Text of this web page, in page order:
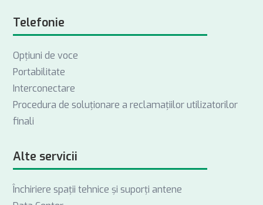
Telefonie
Opţiuni de voce
Portabilitate
Interconectare
Procedura de soluționare a reclamațiilor utilizatorilor
finali
Alte servicii
Închiriere spații tehnice și suporți antene